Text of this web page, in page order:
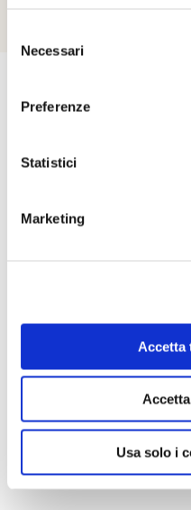
delNecessari
Preferenze
Statistici
Marketing
Accetta
Usa solo i
BANDIERE ARANCIONI
Valeggio sul Mincio,
dell'Antiquariato e
25 gennaio 2026 — 27